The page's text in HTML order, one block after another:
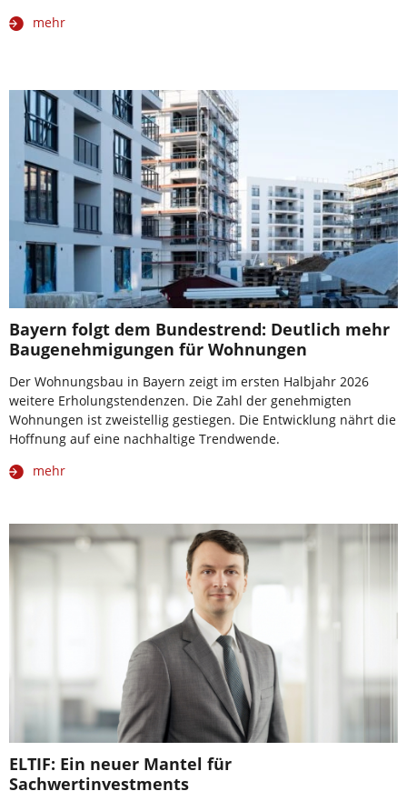
mehr
Bayern folgt dem Bundestrend: Deutlich mehr
Baugenehmigungen für Wohnungen
Der Wohnungsbau in Bayern zeigt im ersten Halbjahr 2026
weitere Erholungstendenzen. Die Zahl der genehmigten
Wohnungen ist zweistellig gestiegen. Die Entwicklung nährt die
Hoffnung auf eine nachhaltige Trendwende.
mehr
ELTIF: Ein neuer Mantel für
Sachwertinvestments